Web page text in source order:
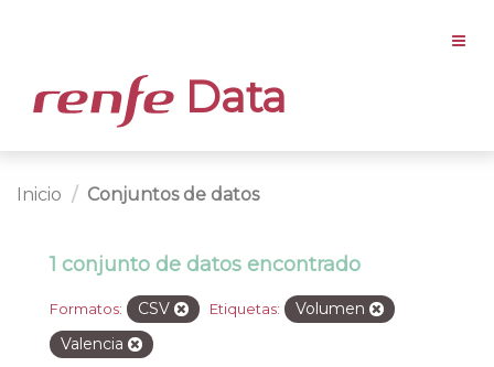
Data
Inicio Conjuntos de datos
1 conjunto de datos encontrado
Formatos: CSV Etiquetas:
Volumen
Valencia